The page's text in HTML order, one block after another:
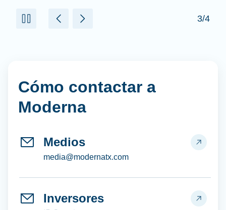
3/4
Cómo contactar a
Moderna
Medios
media@modernatx.com
Inversores